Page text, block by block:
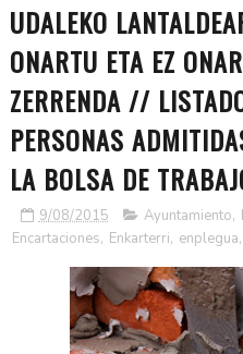
UDALEKO
ONARTU ETA EZ
ZERRENDA //
PERSONAS
LA BOLSA DE
9/08/2015 Ayuntamiento,
Encartaciones, Enkarterri, enplegua,